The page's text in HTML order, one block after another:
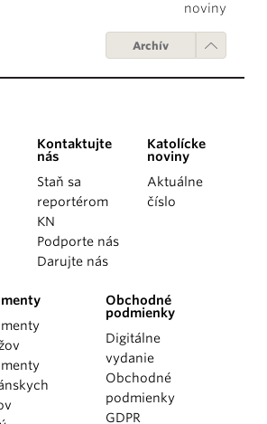
noviny
Archív
Kontaktujte
nás
Staň sa
reportérom
KN
Podporte nás
Darujte nás
Katolícke
noviny
Aktuálne
číslo
Obchodné
podmienky
Digitálne
vydanie
Obchodné
podmienky
GDPR